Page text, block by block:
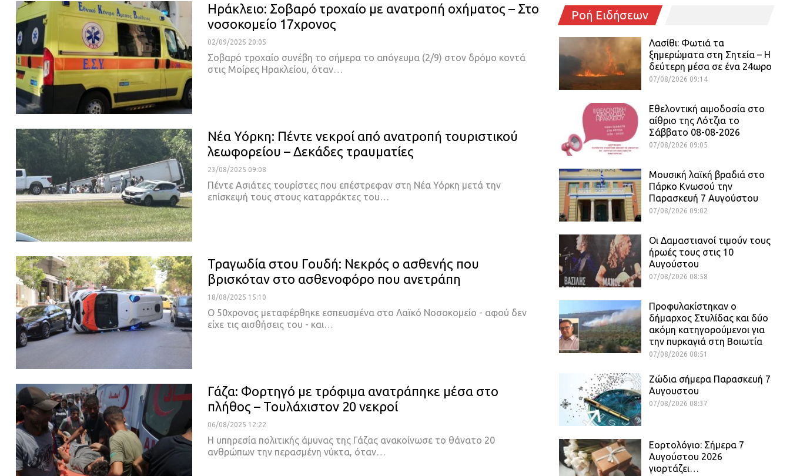
Ηράκλειο: Σοβαρό τροχαίο με ανατροπή οχήματος – Στο
νοσοκομείο 17χρονος
02/09/2025 20:05
Σοβαρό τροχαίο συνέβη το σήμερα το απόγευμα (2/9) στον δρόμο κοντά
στις Μοίρες Ηρακλείου, όταν…
Νέα Υόρκη: Πέντε νεκροί από ανατροπή τουριστικού
λεωφορείου – Δεκάδες τραυματίες
23/08/2025 09:08
Πέντε Ασιάτες τουρίστες που επέστρεφαν στη Νέα Υόρκη μετά την
επίσκεψή τους στους καταρράκτες του…
Τραγωδία στου Γουδή: Νεκρός ο ασθενής που
βρισκόταν στο ασθενοφόρο που ανετράπη
18/08/2025 15:10
Ο 50χρονος μεταφέρθηκε εσπευσμένα στο Λαϊκό Νοσοκομείο - αφού δεν
είχε τις αισθήσεις του - και…
Γάζα: Φορτηγό με τρόφιμα ανατράπηκε μέσα στο
πλήθος – Τουλάχιστον 20 νεκροί
06/08/2025 12:22
Η υπηρεσία πολιτικής άμυνας της Γάζας ανακοίνωσε το θάνατο 20
ανθρώπων την περασμένη νύκτα, όταν…
Ροή Ειδήσεων
Λασίθι: Φωτιά τα
ξημερώματα στη Σητεία – Η
δεύτερη μέσα σε ένα 24ωρο
07/08/2026 09:14
Εθελοντική αιμοδοσία στο
αίθριο της Λότζια το
Σάββατο 08-08-2026
07/08/2026 09:05
Μουσική λαϊκή βραδιά στο
Πάρκο Κνωσού την
Παρασκευή 7 Αυγούστου
07/08/2026 09:02
Οι Δαμαστιανοί τιμούν τους
ήρωές τους στις 10
Αυγούστου
07/08/2026 08:58
Προφυλακίστηκαν ο
δήμαρχος Στυλίδας και δύο
ακόμη κατηγορούμενοι για
την πυρκαγιά στη Βοιωτία
07/08/2026 08:51
Ζώδια σήμερα Παρασκευή 7
Αυγουστου
07/08/2026 08:37
Εορτολόγιο: Σήμερα 7
Αυγούστου 2026
γιορτάζει…